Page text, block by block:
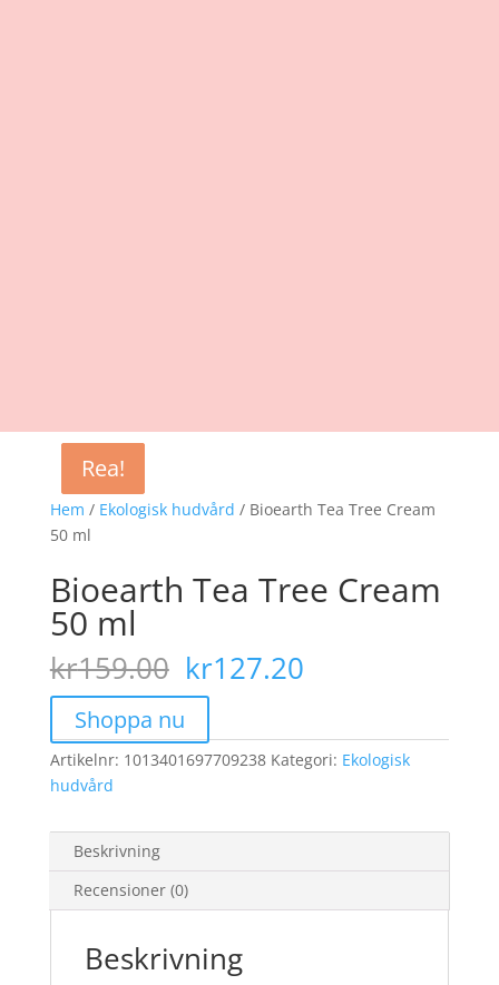
Hem / Ekologisk hudvård / Bioearth Tea Tree Cream
50 ml
Rea!
Bioearth Tea Tree Cream
50 ml
kr159.00 Det
ursprungliga
priset
var:
kr159.00.
kr127.20Det
är:
kr127.20.
Shoppa nu
Artikelnr: 1013401697709238 Kategori: Ekologisk
hudvård
Beskrivning
Recensioner (0)
Beskrivning
Rea!
Rea!